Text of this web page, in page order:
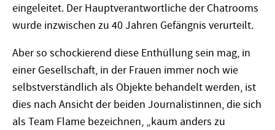
eingeleitet. Der Hauptverantwortliche der Chatrooms
wurde inzwischen zu 40 Jahren Gefängnis verurteilt.
Aber so schockierend diese Enthüllung sein mag, in
einer Gesellschaft, in der Frauen immer noch wie
selbstverständlich als Objekte behandelt werden, ist
dies nach Ansicht der beiden Journalistinnen, die sich
als Team Flame bezeichnen, „kaum anders zu